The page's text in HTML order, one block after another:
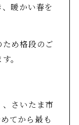
暖かい春を
め格段のご
。
さいたま市
てから最も